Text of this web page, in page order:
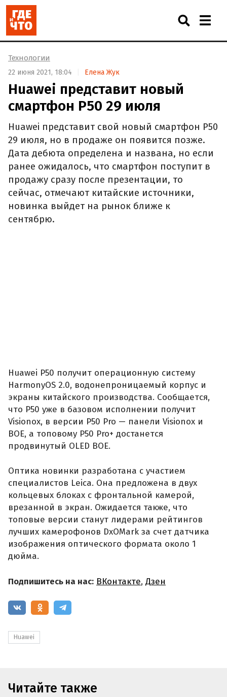
Технологии
22 июня 2021, 18:04 Елена Жук
Huawei представит новый
смартфон P50 29 июля
Huawei представит свой новый смартфон P50
29 июля, но в продаже он появится позже.
Дата дебюта определена и названа, но если
ранее ожидалось, что смартфон поступит в
продажу сразу после презентации, то
сейчас, отмечают китайские источники,
новинка выйдет на рынок ближе к
сентябрю.
Huawei P50 получит операционную систему
HarmonyOS 2.0, водонепроницаемый корпус и
экраны китайского производства. Сообщается,
что P50 уже в базовом исполнении получит
Visionox, в версии P50 Pro — панели Visionox и
BOE, а топовому P50 Pro+ достанется
продвинутый OLED BOE.
Оптика новинки разработана с участием
специалистов Leica. Она предложена в двух
кольцевых блоках с фронтальной камерой,
врезанной в экран. Ожидается также, что
топовые версии станут лидерами рейтингов
лучших камерофонов DxOMark за счет датчика
изображения оптического формата около 1
дюйма.
Подпишитесь на нас: ВКонтакте, Дзен
Huawei
Читайте также